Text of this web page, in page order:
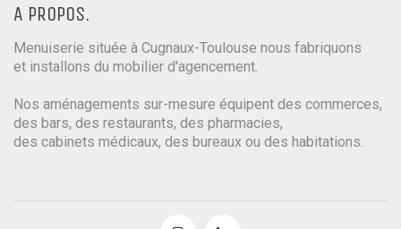
A PROPOS.
Menuiserie située à Cugnaux-Toulouse nous fabriquons
et installons du mobilier d'agencement.
Nos aménagements sur-mesure équipent des commerces,
des bars, des restaurants, des pharmacies,
des cabinets médicaux, des bureaux ou des habitations.